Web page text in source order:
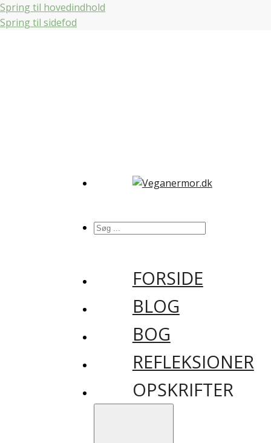
Spring til hovedindhold
Spring til sidefod
Søg
FORSIDE
BLOG
BOG
REFLEKSIONER
OPSKRIFTER